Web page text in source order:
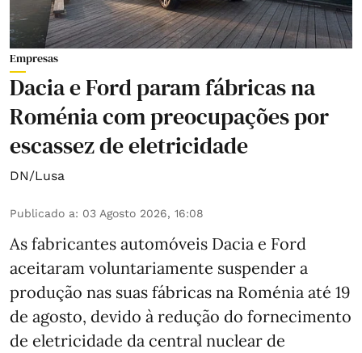
Empresas
Dacia e Ford param fábricas na
Roménia com preocupações por
escassez de eletricidade
DN/Lusa
Publicado a: 03 Agosto 2026, 16:08
As fabricantes automóveis Dacia e Ford
aceitaram voluntariamente suspender a
produção nas suas fábricas na Roménia até 19
de agosto, devido à redução do fornecimento
de eletricidade da central nuclear de